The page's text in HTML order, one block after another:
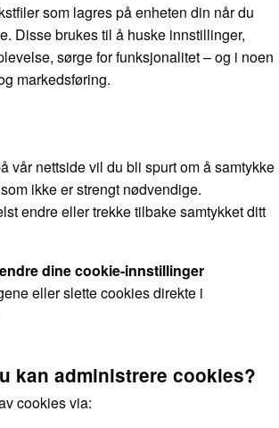
som lagres på enheten din når du
Disse brukes til å huske innstillinger,
sørge for funksjonalitet – og i noen
markedsføring.
vår nettside vil du bli spurt om å samtykke
ikke er strengt nødvendige.
endre eller trekke tilbake samtykket ditt
dine cookie-innstillinger
eller slette cookies direkte i
kan administrere cookies?
cookies via: